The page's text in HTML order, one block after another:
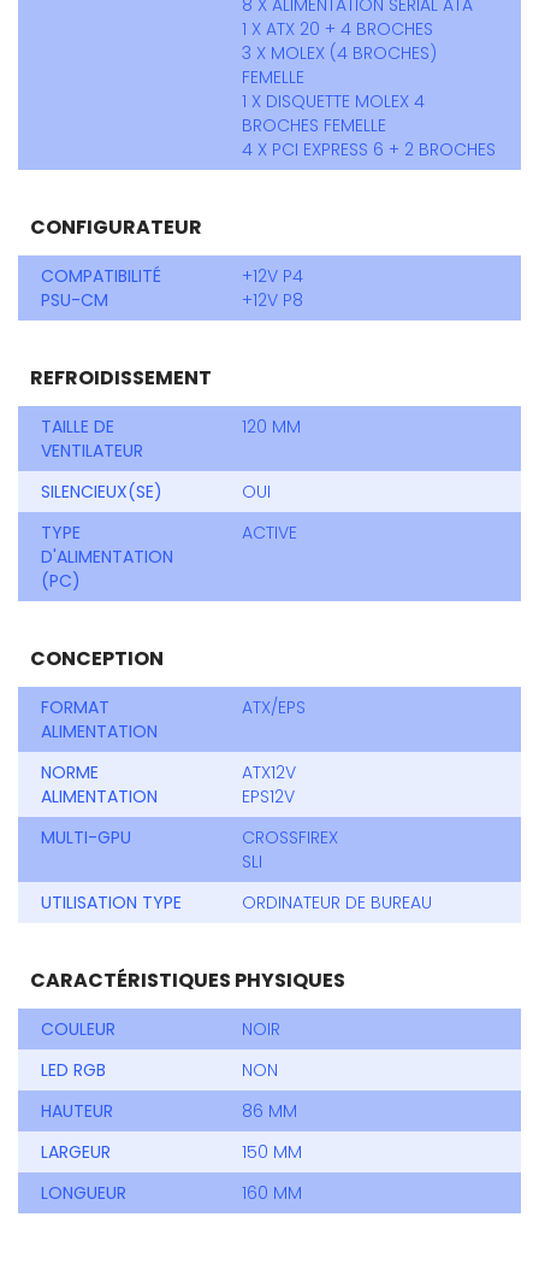
8 X ALIMENTATION SERIAL ATA
1 X ATX 20 + 4 BROCHES
3 X MOLEX (4 BROCHES)
FEMELLE
1 X DISQUETTE MOLEX 4
BROCHES FEMELLE
4 X PCI EXPRESS 6 + 2 BROCHES
CONFIGURATEUR
COMPATIBILITÉ
PSU-CM
+12V P4
+12V P8
REFROIDISSEMENT
TAILLE DE
VENTILATEUR
120 MM
SILENCIEUX(SE)
OUI
TYPE
D'ALIMENTATION
(PC)
ACTIVE
CONCEPTION
FORMAT
ALIMENTATION
ATX/EPS
NORME
ALIMENTATION
ATX12V
EPS12V
MULTI-GPU
CROSSFIREX
SLI
UTILISATION TYPE
ORDINATEUR DE BUREAU
CARACTÉRISTIQUES PHYSIQUES
COULEUR
NOIR
LED RGB
NON
HAUTEUR
86 MM
LARGEUR
150 MM
LONGUEUR
160 MM